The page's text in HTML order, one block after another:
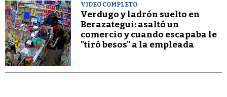
VIDEO COMPLETO
Verdugo y ladrón suelto en
Berazategui: asaltó un
comercio y cuando escapaba le
"tiró besos" a la empleada